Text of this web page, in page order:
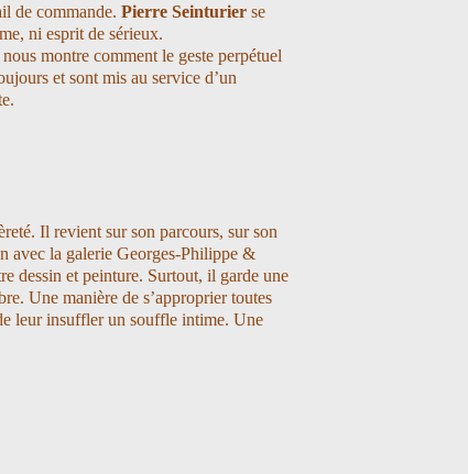
de commande. Pierre Seinturier se
ni esprit de sérieux.
montre comment le geste perpétuel
et sont mis au service d’un
Il revient sur son parcours, sur son
avec la galerie Georges-Philippe &
dessin et peinture. Surtout, il garde une
Une manière de s’approprier toutes
leur insuffler un souffle intime. Une